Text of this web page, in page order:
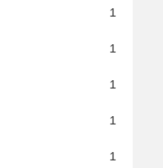
1
1
1
1
1